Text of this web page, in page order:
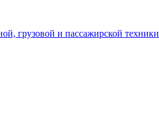
грузовой и пассажирской техники